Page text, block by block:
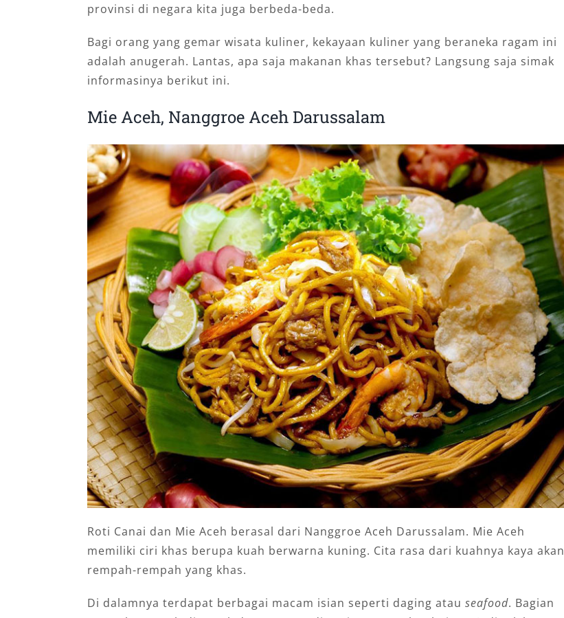
provinsi di negara kita juga berbeda-beda.
Bagi orang yang gemar wisata kuliner, kekayaan kuliner yang beraneka ragam ini
adalah anugerah. Lantas, apa saja makanan khas tersebut? Langsung saja simak
informasinya berikut ini.
Mie Aceh, Nanggroe Aceh Darussalam
Roti Canai dan Mie Aceh berasal dari Nanggroe Aceh Darussalam. Mie Aceh
memiliki ciri khas berupa kuah berwarna kuning. Cita rasa dari kuahnya kaya akan
rempah-rempah yang khas.
Di dalamnya terdapat berbagai macam isian seperti daging atau seafood. Bagian